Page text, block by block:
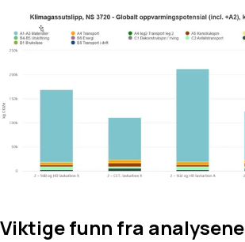
Viktige funn fra analysene